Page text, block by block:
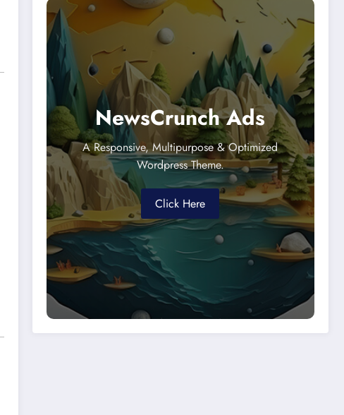
NewsCrunch Ads
A Responsive, Multipurpose & Optimized
Wordpress Theme.
Click Here